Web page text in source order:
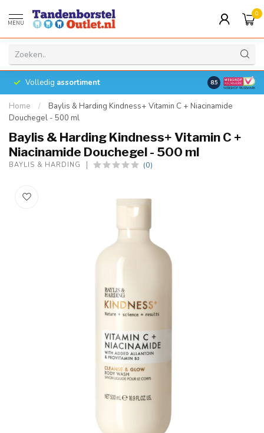
MENU
0
Volledig assortiment 8.5
Home /
Baylis & Harding Kindness+ Vitamin C + Niacinamide
Douchegel - 500 ml
Baylis & Harding Kindness+ Vitamin C +
Niacinamide Douchegel - 500 ml
BAYLIS & HARDING (0)